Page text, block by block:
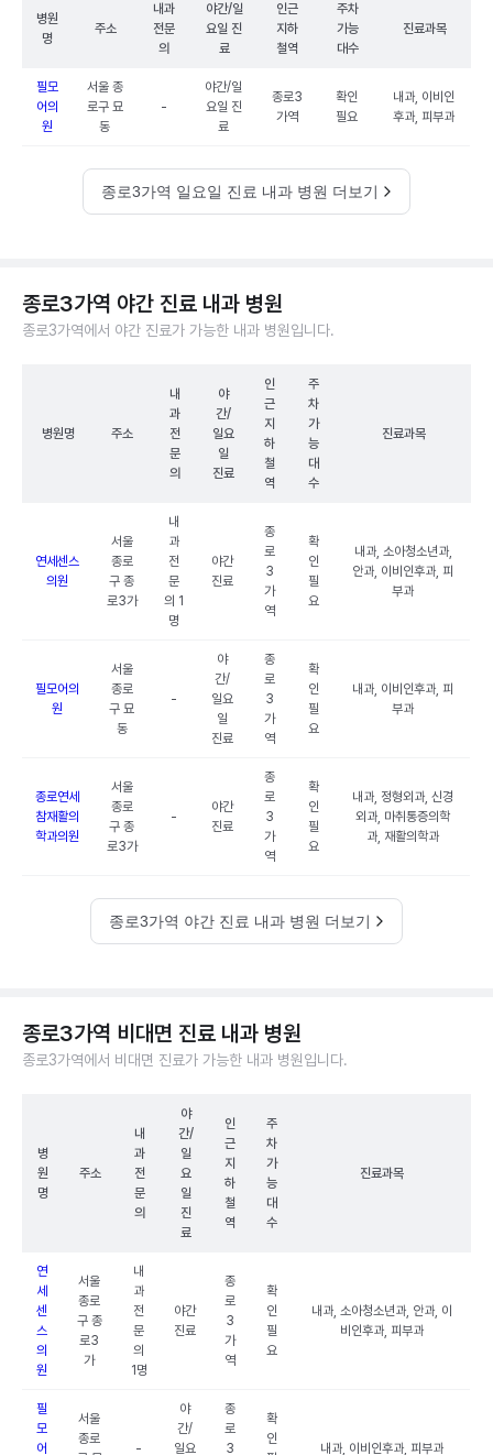
병원
명
주소
내과
전문
의
야간/일
요일 진
료
인근
지하
철역
주차
가능
대수
진료과목
필모
어의
원
서울 종
로구 묘
동
-
야간/일
요일 진
료
종로3
가역
확인
필요
내과, 이비인
후과, 피부과
종로3가역 일요일 진료 내과 병원 더보기
종로3가역 야간 진료 내과 병원
종로3가역에서 야간 진료가 가능한 내과 병원입니다.
병원명 주소
내
과
전
문
의
야
간/
일요
일
진료
인
근
지
하
철
역
주
차
가
능
대
수
진료과목
연세센스
의원
서울
종로
구 종
로3가
내
과
전
문
의 1
명
야간
진료
종
로
3
가
역
확
인
필
요
내과, 소아청소년과,
안과, 이비인후과, 피
부과
필모어의
원
서울
종로
구 묘
동
-
야
간/
일요
일
진료
종
로
3
가
역
확
인
필
요
내과, 이비인후과, 피
부과
종로연세
참재활의
학과의원
서울
종로
구 종
로3가
-
야간
진료
종
로
3
가
역
확
인
필
요
내과, 정형외과, 신경
외과, 마취통증의학
과, 재활의학과
종로3가역 야간 진료 내과 병원 더보기
종로3가역 비대면 진료 내과 병원
종로3가역에서 비대면 진료가 가능한 내과 병원입니다.
병
원
명
주소
내
과
전
문
의
야
간/
일
요
일
진
료
인
근
지
하
철
역
주
차
가
능
대
수
진료과목
연
세
센
스
의
원
서울
종로
구 종
로3
가
내
과
전
문
의
1명
야간
진료
종
로
3
가
역
확
인
필
요
내과, 소아청소년과, 안과, 이
비인후과, 피부과
필
모
어
서울
종로
-
야
간/
일요
종
로
3
확
인
내과, 이비인후과, 피부과